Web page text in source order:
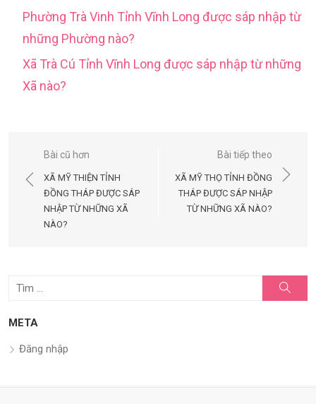
Phường Trà Vinh Tỉnh Vĩnh Long được sáp nhập từ
những Phường nào?
Xã Trà Cú Tỉnh Vĩnh Long được sáp nhập từ những
Xã nào?
Điều
hướng
viết
Bài cũ hơn
XÃ MỸ THIỆN TỈNH
ĐỒNG THÁP ĐƯỢC SÁP
NHẬP TỪ NHỮNG XÃ
NÀO?
Bài tiếp theo
XÃ MỸ THỌ TỈNH ĐỒNG
THÁP ĐƯỢC SÁP NHẬP
TỪ NHỮNG XÃ NÀO?
Tìm
quả
kiếm
META
Đăng nhập